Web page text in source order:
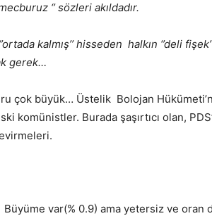
‘’ sözleri akıldadır.
kalmış’’ hisseden halkın ‘’deli
gerek…
çok büyük… Üstelik Bolojan
komünistler. Burada şaşırtıcı olan,
Büyüme var(% 0.9) ama yetersiz ve